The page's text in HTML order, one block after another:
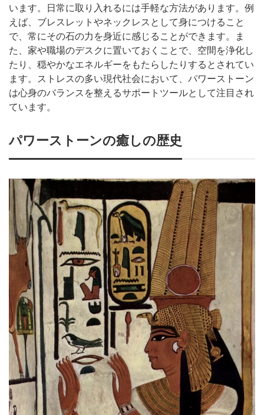
います。日常に取り入れるには手軽な方法があります。例
えば、ブレスレットやネックレスとして身につけること
で、常にその石の力を身近に感じることができます。ま
た、家や職場のデスクに置いておくことで、空間を浄化し
たり、穏やかなエネルギーをもたらしたりするとされてい
ます。ストレスの多い現代社会において、パワーストーン
は心身のバランスを整えるサポートツールとして注目され
ています。
パワーストーンの癒しの歴史